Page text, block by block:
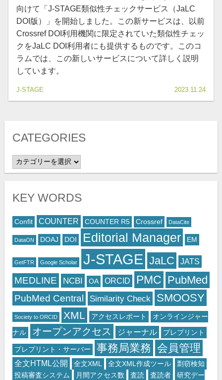
向けて「J-STAGE類似性チェックサービス（JaLC
DOI版）」を開始しました。この新サービスは、以前
Crossref DOI利用機関に限定されていた類似性チェッ
クをJaLC DOI利用者にも提供するものです。このコ
ラムでは、この新しいサービスについて詳しく説明
しています。
J-STAGE 2023.11.24
CATEGORIES
CATEGORIES
KEY WORDS
Confit COUNTER COUNTER R5 Crossref DataCite
DataON DOAJ DOI Editorial Manager EM
GetFTR Google Scholar J-STAGE JaLC JATS
MEDLINE NCBI OA ORCID PMC PubMed
PubMed Central Similarity Check SMOOSY
Society to ORCID XML アクセスレポート オンラインジャー
ナル オープンアクセス ジャーナル プレプリント
プレプリント・サーバー 事務局業務 会員管理
全文HTML公開 全文XML 全文XML作成ツール
剽窃検知
投稿審査システム
月間アクセス数 査読 査読者
研究デー